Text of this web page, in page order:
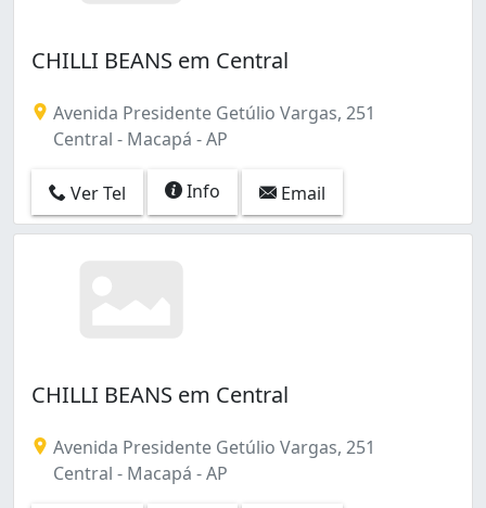
CHILLI BEANS em Central
Avenida Presidente Getúlio Vargas, 251
Central - Macapá - AP
Ver Tel Info Email
CHILLI BEANS em Central
Avenida Presidente Getúlio Vargas, 251
Central - Macapá - AP